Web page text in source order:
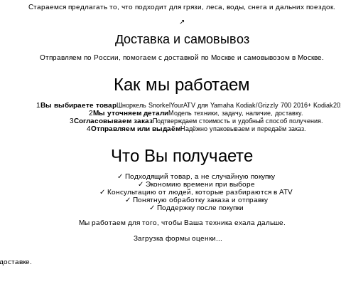
Стараемся предлагать то, что подходит для грязи, леса, воды, снега и дальних поездок.
↗
Доставка и самовывоз
Отправляем по России, помогаем с доставкой по Москве и самовывозом в Москве.
Как мы работаем
1 Вы выбираете товарШноркель SnorkelYourATV для Yamaha Kodiak/Grizzly 700 2016+
2 Мы уточняем деталиМодель техники, задачу, наличие, доставку.
3Согласовываем заказПодтверждаем стоимость и удобный способ получения.
4Отправляем или выдаёмНадёжно упаковываем и передаём заказ.
Что Вы получаете
✓ Подходящий товар, а не случайную покупку
✓ Экономию времени при выборе
✓ Консультацию от людей, которые разбираются в ATV
✓ Понятную обработку заказа и отправку
✓ Поддержку после покупки
Мы работаем для того, чтобы Ваша техника ехала дальше.
Загрузка формы оценки...